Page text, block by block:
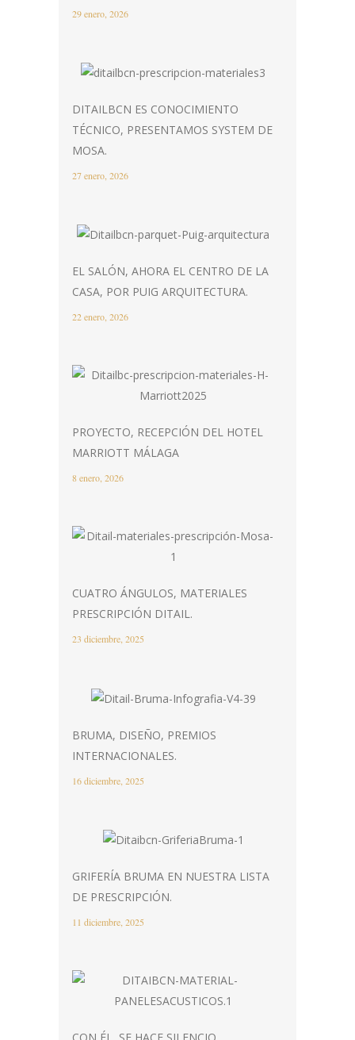
29 enero, 2026
DITAILBCN ES CONOCIMIENTO
TÉCNICO, PRESENTAMOS SYSTEM DE
MOSA.
27 enero, 2026
EL SALÓN, AHORA EL CENTRO DE LA
CASA, POR PUIG ARQUITECTURA.
22 enero, 2026
PROYECTO, RECEPCIÓN DEL HOTEL
MARRIOTT MÁLAGA
8 enero, 2026
CUATRO ÁNGULOS, MATERIALES
PRESCRIPCIÓN DITAIL.
23 diciembre, 2025
BRUMA, DISEÑO, PREMIOS
INTERNACIONALES.
16 diciembre, 2025
GRIFERÍA BRUMA EN NUESTRA LISTA
DE PRESCRIPCIÓN.
11 diciembre, 2025